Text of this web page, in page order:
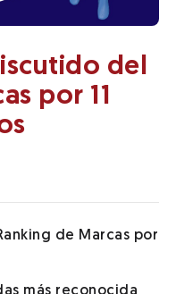
del
por 11
de Marcas por
más reconocida